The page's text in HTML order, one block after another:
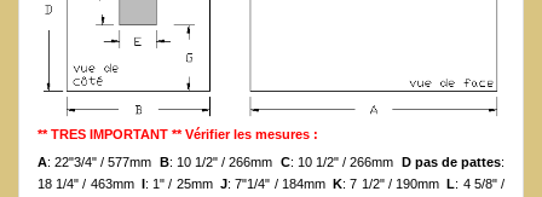
** TRES IMPORTANT ** Vérifier les mesures :
A: 22"3/4" / 577mm B: 10 1/2" / 266mm C: 10 1/2" / 266mm D pas de pattes:
18 1/4" / 463mmI: 1" / 25mmJ: 7"1/4" / 184mmK: 7 1/2" / 190mmL: 4 5/8" /